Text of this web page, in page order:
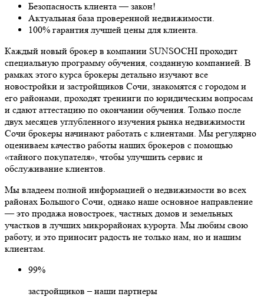
Безопасность клиента — закон!
Актуальная база проверенной недвижимости.
100% гарантия лучшей цены для клиента.
Каждый новый брокер в компании SUNSOCHI проходит
специальную программу обучения, созданную компанией. В
рамках этого курса брокеры детально изучают все
новостройки и застройщиков Сочи, знакомятся с городом и
его районами, проходят тренинги по юридическим вопросам
и сдают аттестацию по окончании обучения. Только после
двух месяцев углубленного изучения рынка недвижимости
Сочи брокеры начинают работать с клиентами. Мы регулярно
оцениваем качество работы наших брокеров с помощью
«тайного покупателя», чтобы улучшить сервис и
обслуживание клиентов.
Мы владеем полной информацией о недвижимости во всех
районах Большого Сочи, однако наше основное направление
— это продажа новостроек, частных домов и земельных
участков в лучших микрорайонах курорта. Мы любим свою
работу, и это приносит радость не только нам, но и нашим
клиентам.
99%
застройщиков – наши партнеры